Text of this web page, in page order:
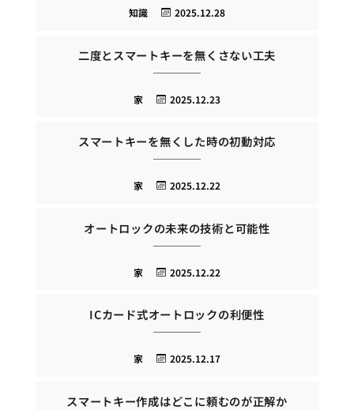
2025.12.28
知識
二度とスマートキーを無くさない工夫
2025.12.23
家
スマートキーを無くした時の初動対応
2025.12.22
家
オートロックの未来の技術と可能性
2025.12.22
家
ICカード式オートロックの利便性
2025.12.17
家
スマートキー作成はどこに頼むのが正解か